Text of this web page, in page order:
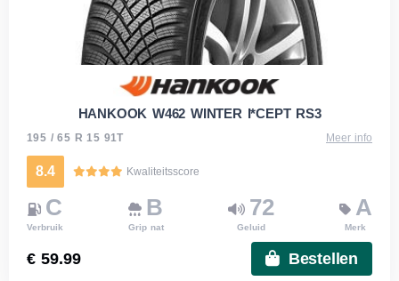
HANKOOK W462 WINTER I*CEPT RS3
195 / 65 R 15 91T Meer info
8.4 Kwaliteitsscore
C
Verbruik
B
Grip nat
72
Geluid
A
Merk
€ 59.99 Bestellen